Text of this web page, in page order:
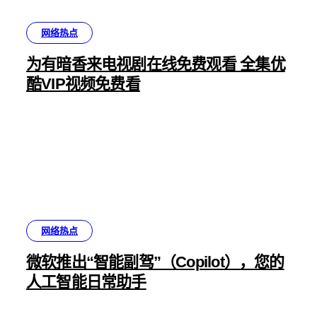
网络热点
为有暗香来电视剧在线免费观看 全集优
酷VIP视频免费看
网络热点
微软推出“智能副驾”（Copilot），您的
人工智能日常助手